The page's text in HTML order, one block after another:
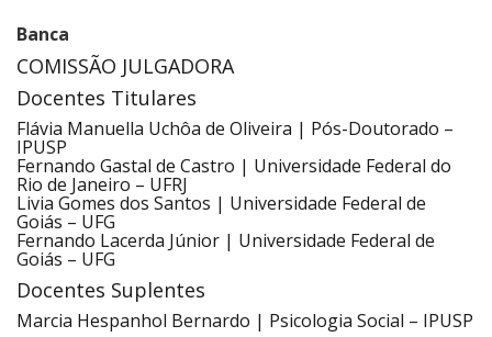
Banca
COMISSÃO JULGADORA
Docentes Titulares
Flávia Manuella Uchôa de Oliveira | Pós-Doutorado –
IPUSP
Fernando Gastal de Castro | Universidade Federal do
Rio de Janeiro – UFRJ
Livia Gomes dos Santos | Universidade Federal de
Goiás – UFG
Fernando Lacerda Júnior | Universidade Federal de
Goiás – UFG
Docentes Suplentes
Marcia Hespanhol Bernardo | Psicologia Social – IPUSP